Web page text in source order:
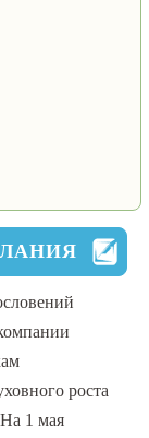
роста
На 1 мая